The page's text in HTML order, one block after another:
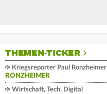
THEMEN-TICKER
Kriegsreporter Paul Ronzheimer
RONZHEIMER
Wirtschaft, Tech, Digital